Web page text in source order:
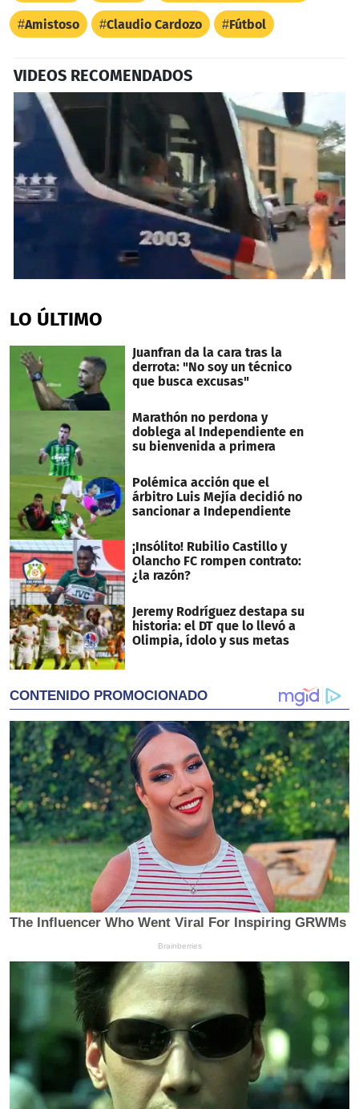
Amistoso Claudio Cardozo Fútbol
VIDEOS RECOMENDADOS
of
4
9
seconds
LO ÚLTIMO
Juanfran da la cara tras la
derrota: "No soy un técnico
que busca excusas"
Marathón no perdona y
doblega al Independiente en
su bienvenida a primera
Polémica acción que el
árbitro Luis Mejía decidió no
sancionar a Independiente
¡Insólito! Rubilio Castillo y
Olancho FC rompen contrato:
¿la razón?
Jeremy Rodríguez destapa su
historia: el DT que lo llevó a
Olimpia, ídolo y sus metas